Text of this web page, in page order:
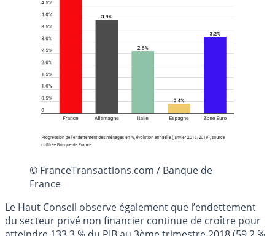
© FranceTransactions.com / Banque de
France
Le Haut Conseil observe également que l’endettement
du secteur privé non financier continue de croître pour